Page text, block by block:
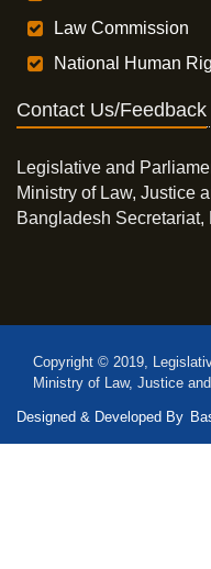
Law Commission
National Human
Contact Us/Feedback
Legislative and
Ministry of Law, Justice
Bangladesh
Copyright © 2019,
Ministry of Law, Justice
Designed & Developed By